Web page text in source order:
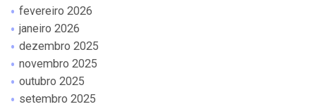
fevereiro 2026
janeiro 2026
dezembro 2025
novembro 2025
outubro 2025
setembro 2025